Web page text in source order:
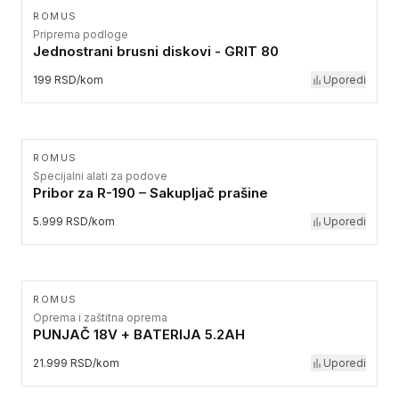
ROMUS
Priprema podloge
Jednostrani brusni diskovi - GRIT 80
199 RSD/kom Uporedi
ROMUS
Specijalni alati za podove
Pribor za R-190 – Sakupljač prašine
5.999 RSD/kom Uporedi
ROMUS
Oprema i zaštitna oprema
PUNJAČ 18V + BATERIJA 5.2AH
21.999 RSD/kom Uporedi